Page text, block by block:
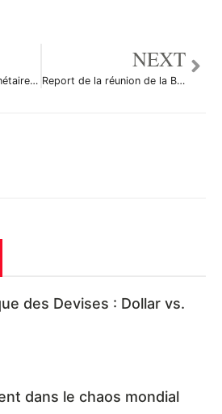
Revoir la gestion monétaire de la zone CFA
NEXT
Report de la réunion de la Banque d’Angleterre
des Devises : Dollar vs.
dans le chaos mondial